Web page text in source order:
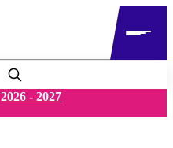
2026 - 2027